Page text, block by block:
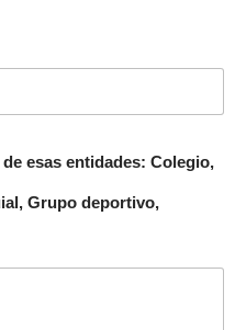
esas entidades: Colegio,
Grupo deportivo,